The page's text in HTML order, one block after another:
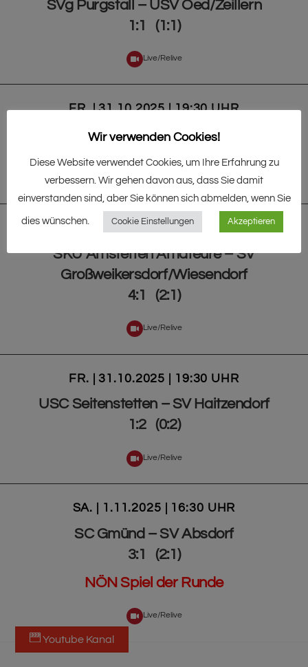
SVg Purgstall – USV Oed/Zeillern
1:1 (1:1)
Live/Relive
FR. | 31.10.2025 | 19:30 UHR
SK Eggenburg – SC Hainfeld
0:1 (0:0)
*Kein Livestream
FR. | 31.10.2025 | 19:30 UHR
SKU Amstetten Amateure – SV
Großweikersdorf/Wiesendorf
4:1 (2:1)
Live/Relive
FR. | 31.10.2025 | 19:30 UHR
USC Seitenstetten – SV Haitzendorf
1:2 (0:2)
Live/Relive
SA. | 1.11.2025 | 16:30 UHR
SC Gmünd – SV Absdorf
3:1 (2:1)
NÖN Spiel der Runde
Live/Relive
Youtube Kanal
Wir verwenden Cookies!
Diese Website verwendet Cookies, um Ihre Erfahrung zu
verbessern. Wir gehen davon aus, dass Sie damit
einverstanden sind, aber Sie können sich abmelden, wenn Sie
dies wünschen. Cookie Einstellungen Akzeptieren